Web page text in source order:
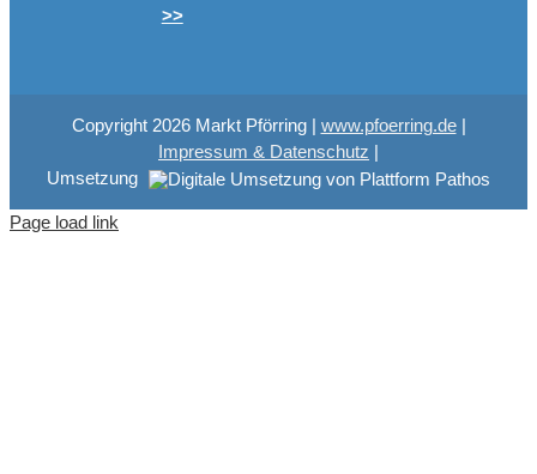
>>
Copyright 2026 Markt Pförring | www.pfoerring.de|
Impressum & Datenschutz |
Umsetzung
Page load link